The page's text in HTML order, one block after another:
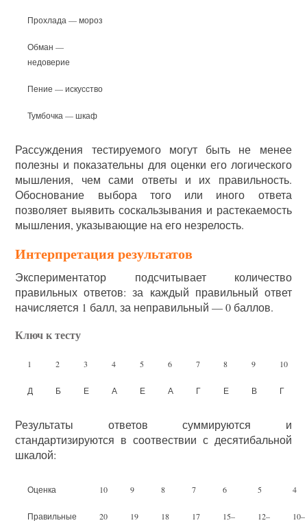
Прохлада — мороз
Обман —
недоверие
Пение — искусство
Тумбочка — шкаф
Рассуждения тестируемого могут быть не менее
полезны и показательны для оценки его логического
мышления, чем сами ответы и их правильность.
Обоснование выбора того или иного ответа
позволяет выявить соскальзывания и растекаемость
мышления, указывающие на его незрелость.
Интерпретация результатов
Экспериментатор подсчитывает количество
правильных ответов: за каждый правильный ответ
начисляется 1 балл, за неправильный — 0 баллов.
Ключ к тесту
1 2 3 4 5 6 7 8 9 10
Д Б Е А Е А Г Е В Г
Результаты ответов суммируются и
стандартизируются в соотвествии с десятибальной
шкалой:
Оценка 10 9 8 7 6 5 4
Правильные
20 19 18 17
15–
12–
10–